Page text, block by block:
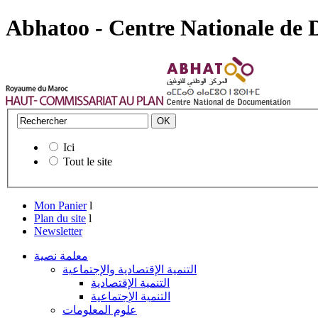
Abhatoo - Centre Nationale de
Ici
Tout le site
Mon Panier l
Plan du site l
Newsletter
معلمة نصية
التنمية الإقتصادية والإجتماعية
التنمية الإقتصادية
التنمية الإجتماعية
علوم المعلومات